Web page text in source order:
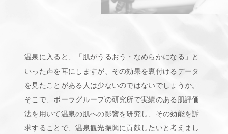
温泉に入ると、「肌がうるおう・なめらかになる」と
いった声を耳にしますが、その効果を裏付けるデータ
を見たことがある人は少ないのではないでしょうか。
そこで、ポーラグループの研究所で実績のある肌評価
法を用いて温泉の肌への影響を研究し、その効能を訴
求することで、温泉観光振興に貢献したいと考えまし